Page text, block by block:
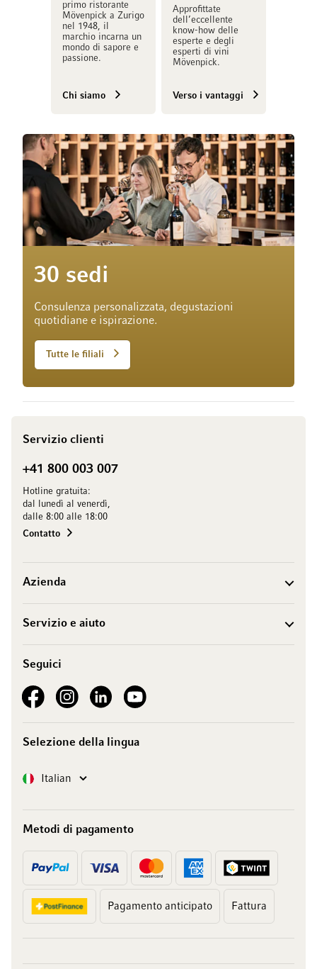
primo ristorante
Mövenpick a Zurigo
nel 1948, il
marchio incarna un
mondo di sapore e
passione.
Chi siamo
Approfittate
dell’eccellente
know-how delle
esperte e degli
esperti di vini
Mövenpick.
Verso i vantaggi
30 sedi
Consulenza personalizzata, degustazioni
quotidiane e ispirazione.
Tutte le filiali
Servizio clienti
+41 800 003 007
Hotline gratuita:
dal lunedì al venerdì,
dalle 8:00 alle 18:00
Contatto
Azienda
Servizio e aiuto
Seguici
See our FacebookSee our Instagram account
See our LinkedInSee our YouTube channel
Selezione della lingua
Lingua Italian
Metodi di pagamento
Pagamento anticipato Fattura